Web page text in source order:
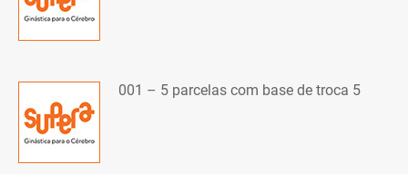
001 – 5 parcelas com base de troca 5